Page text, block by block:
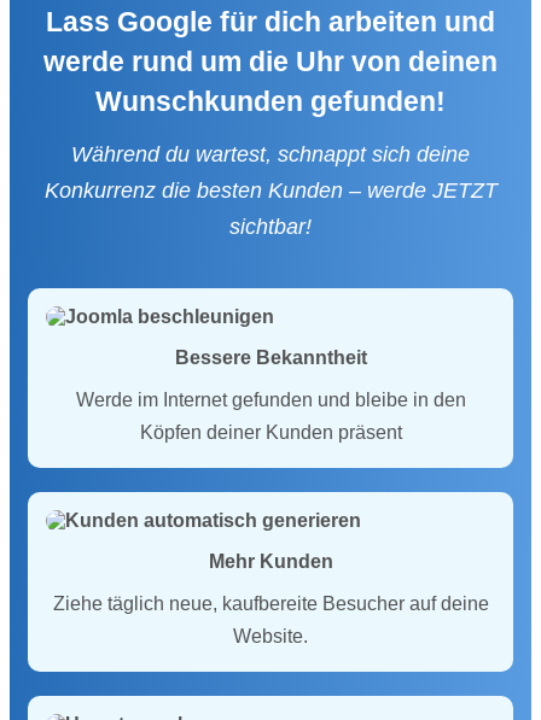
Lass Google für dich arbeiten und
werde rund um die Uhr von deinen
Wunschkunden gefunden!
Während du wartest, schnappt sich deine
Konkurrenz die besten Kunden – werde JETZT
sichtbar!
Bessere Bekanntheit
Werde im Internet gefunden und bleibe in den
Köpfen deiner Kunden präsent
Mehr Kunden
Ziehe täglich neue, kaufbereite Besucher auf deine
Website.